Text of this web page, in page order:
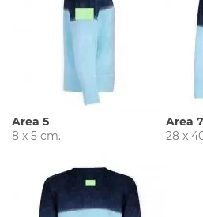
Area 5
8 x 5 cm.
Area 7
28 x